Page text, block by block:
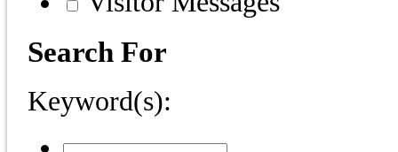
Search For
Keyword(s):